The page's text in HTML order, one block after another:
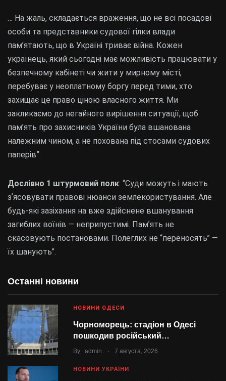
Останні новини
НОВИНИ ОДЕСИ
Чорноморець: стадіон в Одесі
пошкодив російський…
By admin . 7 августа, 2026
НОВИНИ УКРАЇНИ
… ​На жаль, складається враження, що не всі посадові
особи та представники судової гілки влади
пам’ятають, що в Україні триває війна. Кожен
українець, який сьогодні має можливість працювати у
безпечному кабінеті чи жити у мирному місті,
перебуває у неоплатному боргу перед тими, хто
захищає це право ціною власного життя. Ми
закликаємо до негайного вирішення ситуації, щоб
пам’ять про захисників України була вшанована
належним чином, а не похована під стосами судових
паперів”.
Дослівно 1 штурмовий полк: “Суди можуть і мають
зʼясовувати правові нюанси землекористування. Але
будь-які зазіхання на вже здійснене вшанування
загиблих воїнів — неприпустимі. Памʼять не
скасовують постановами. Полеглих не “переносять” —
їх шанують”.